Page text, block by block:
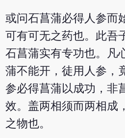
或问石菖蒲必得人参而
可有可无之药也。此吾
石菖蒲实有专功也。凡
蒲不能开，徒用人参，
参必得菖蒲以成功，非
效。盖两相须而两相成
之物也。